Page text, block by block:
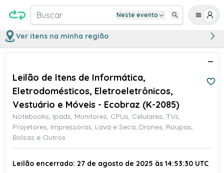
Buscar Neste evento
Ver itens na minha região
Leilão de Itens de Informática,
Eletrodomésticos, Eletroeletrônicos,
Vestuário e Móveis - Ecobraz (K-2085)
Notebooks, Ipads, Monitores, CPUs, Celulares, TVs,
Projetores, Impressoras, Lava e Seca, Drones, Roupas,
Bolsas e Outros
Leilão encerrado: 27 de agosto de 2025 às 14:53:30 UTC